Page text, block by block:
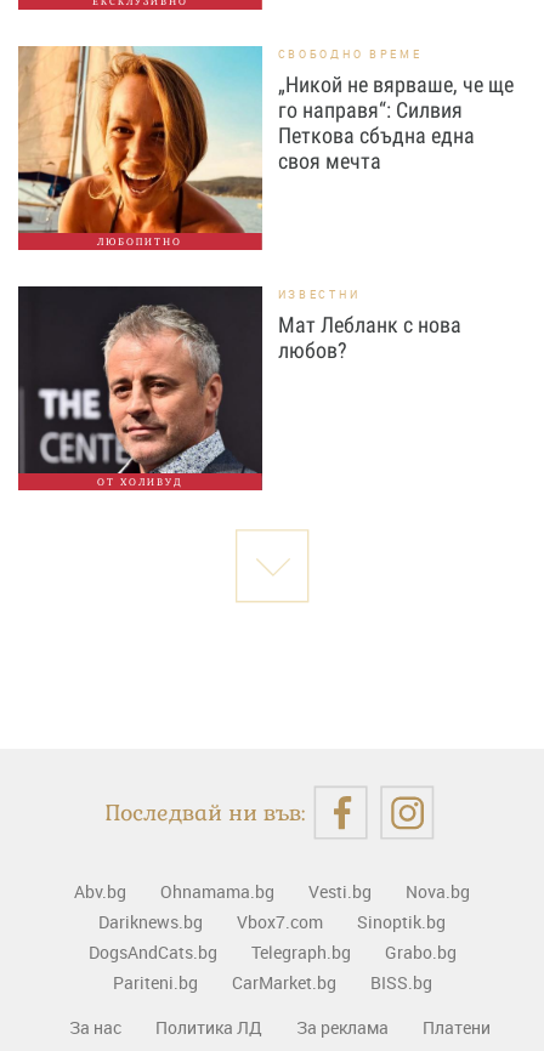
ЛЮБОПИТНО
СВОБОДНО ВРЕМЕ
„Никой не вярваше, че ще
го направя“: Силвия
Петкова сбъдна една
своя мечта
ОТ ХОЛИВУД
ИЗВЕСТНИ
Мат Лебланк с нова
любов?
Последвай ни във:
Abv.bg Ohnamama.bg Vesti.bg
Nova.bg
Dariknews.bg
Vbox7.com
Sinoptik.bg
DogsAndCats.bg
Telegraph.bg
Grabo.bg
Pariteni.bg
CarMarket.bg
BISS.bg
За нас
Политика ЛД За реклама
Платени